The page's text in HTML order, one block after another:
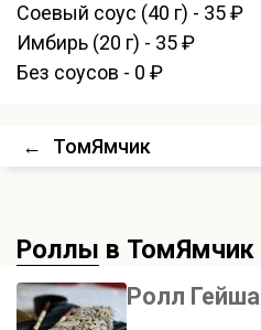
Соевый соус (40 г) - 35 ₽
Имбирь (20 г) - 35 ₽
Без соусов - 0 ₽
← ТомЯмчик
Роллы в ТомЯмчик
Ролл Гейша